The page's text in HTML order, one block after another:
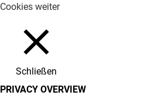
Cookies weiter
Schließen
PRIVACY OVERVIEW